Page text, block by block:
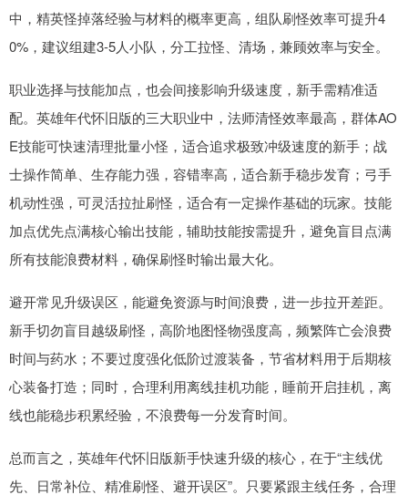
中，精英怪掉落经验与材料的概率更高，组队刷怪效率可提升4
0%，建议组建3-5人小队，分工拉怪、清场，兼顾效率与安全。
职业选择与技能加点，也会间接影响升级速度，新手需精准适
配。英雄年代怀旧版的三大职业中，法师清怪效率最高，群体AO
E技能可快速清理批量小怪，适合追求极致冲级速度的新手；战
士操作简单、生存能力强，容错率高，适合新手稳步发育；弓手
机动性强，可灵活拉扯刷怪，适合有一定操作基础的玩家。技能
加点优先点满核心输出技能，辅助技能按需提升，避免盲目点满
所有技能浪费材料，确保刷怪时输出最大化。
避开常见升级误区，能避免资源与时间浪费，进一步拉开差距。
新手切勿盲目越级刷怪，高阶地图怪物强度高，频繁阵亡会浪费
时间与药水；不要过度强化低阶过渡装备，节省材料用于后期核
心装备打造；同时，合理利用离线挂机功能，睡前开启挂机，离
线也能稳步积累经验，不浪费每一分发育时间。
总而言之，英雄年代怀旧版新手快速升级的核心，在于“主线优
先、日常补位、精准刷怪、避开误区”。只要紧跟主线任务，合理